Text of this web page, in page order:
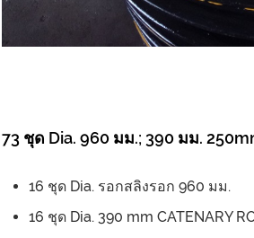
73 ชุด Dia. 960 มม.; 390 มม.
16 ชุด Dia. รอกสลิงรอก 960 มม.
16 ชุด Dia. 390 mm CATENARY